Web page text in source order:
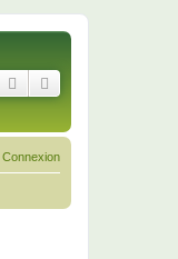
Rechercher
Connexion